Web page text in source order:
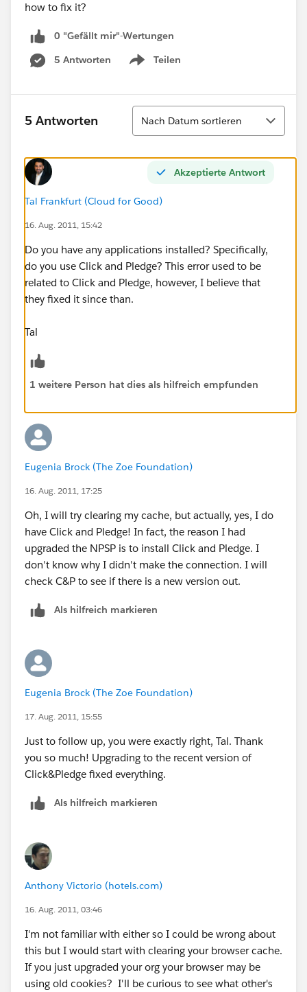
how to fix it?
0 "Gefällt mir"-Wertungen
5 Antworten
Teilen
Show menu
5 Antworten
Sortieren
Nach Datum sortieren
Akzeptierte Antwort
Tal Frankfurt (Cloud for Good)
16. Aug. 2011, 15:42
Do you have any applications installed? Specifically,
do you use Click and Pledge? This error used to be
related to Click and Pledge, however, I believe that
they fixed it since than.
Tal
1 weitere Person hat dies als hilfreich empfunden
Eugenia Brock (The Zoe Foundation)
16. Aug. 2011, 17:25
Oh, I will try clearing my cache, but actually, yes, I do
have Click and Pledge! In fact, the reason I had
upgraded the NPSP is to install Click and Pledge. I
don't know why I didn't make the connection. I will
check C&P to see if there is a new version out.
Als hilfreich markieren
Eugenia Brock (The Zoe Foundation)
17. Aug. 2011, 15:55
Just to follow up, you were exactly right, Tal. Thank
you so much! Upgrading to the recent version of
Click&Pledge fixed everything.
Als hilfreich markieren
Anthony Victorio (hotels.com)
16. Aug. 2011, 03:46
I'm not familiar with either so I could be wrong about
this but I would start with clearing your browser cache.
If you just upgraded your org your browser may be
using old cookies? I'll be curious to see what other's